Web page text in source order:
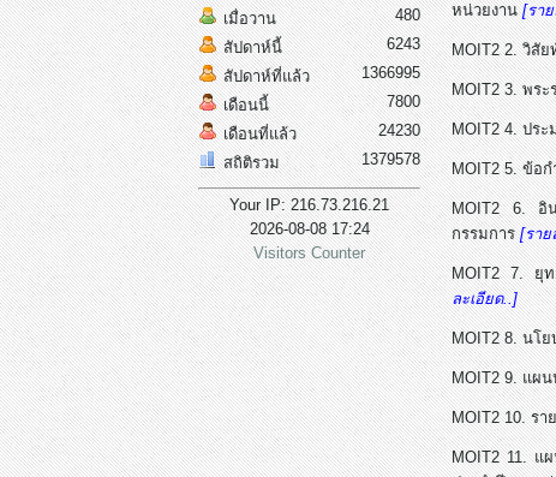
เมื่อวาน
สัปดาห์นี้
สัปดาห์ที่แล้ว
เดือนนี้
เดือนที่แล้ว
สถิติรวม
480
6243
1366995
7800
24230
1379578
Your IP: 216.73.216.21
2026-08-08 17:24
Visitors Counter
หน่วยงาน[รา
MOIT2 2. วิสั
MOIT2 3. พร
MOIT2 4. ปร
MOIT2 5. ข้อ
MOIT2 6. อิน
กรรมการ[ราย
MOIT2 7. ยุท
ละเอียด..]
MOIT2 8. นโ
MOIT2 9. แผ
MOIT2 10. ร
MOIT2 11. แ